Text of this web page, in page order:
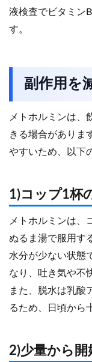
液検査でビタミン
す。
副作用を
メトホルミンは、
きる場合がありま
やすいため、以下
1)コップ1杯
メトホルミンは、
ぬるま湯で服用す
水分が少ない状態
なり、吐き気や不
また、脱水は乳酸
るため、日頃から
2)少量から開